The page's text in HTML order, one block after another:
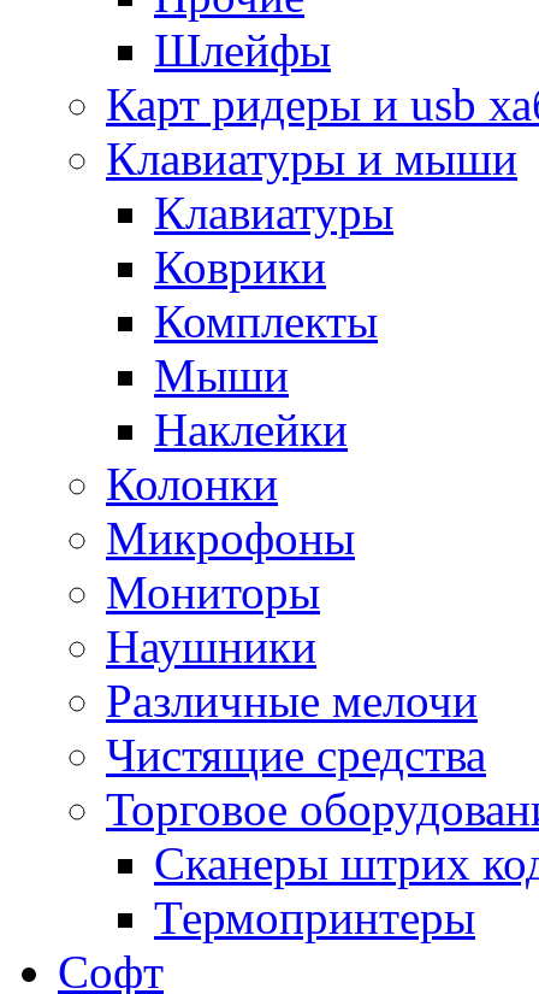
Шлейфы
Карт ридеры и usb
Клавиатуры и мыши
Клавиатуры
Коврики
Комплекты
Мыши
Наклейки
Колонки
Микрофоны
Мониторы
Наушники
Различные мелочи
Чистящие средства
Торговое
Сканеры штрих
Термопринтеры
Софт